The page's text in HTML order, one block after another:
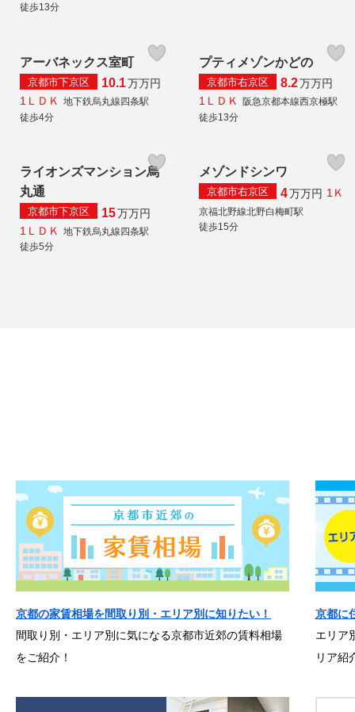
徒歩13分
アーバネックス室町
京都市下京区 10.1万万円
1ＬＤＫ 地下鉄烏丸線四条駅
徒歩4分
プティメゾンかどの
京都市右京区 8.2万万円
1ＬＤＫ 阪急京都本線西京極駅
徒歩13分
ライオンズマンション烏
丸通
京都市下京区 15万万円
1ＬＤＫ
地下鉄烏丸線四条駅
徒歩5分
メゾンドシンワ
京都市右京区 4万万円 1Ｋ
京福北野線北野白梅町駅
徒歩15分
京都の家賃相場を間取り別・エリア別に知りたい！
間取り別・エリア別に気になる京都市近郊の賃料相場
をご紹介！
京都に
エリア
リア紹